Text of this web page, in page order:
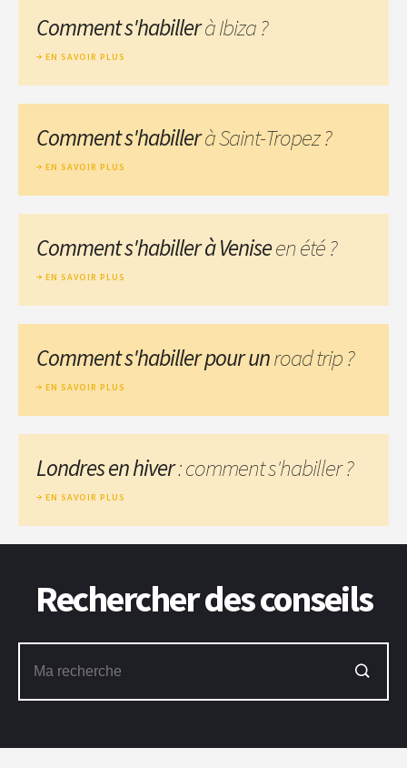
Comment s'habillerà Ibiza ?
EN SAVOIR PLUS
Comment s'habillerà Saint-Tropez ?
EN SAVOIR PLUS
Comment s'habiller à Veniseen été ?
EN SAVOIR PLUS
Comment s'habiller pour unroad trip ?
EN SAVOIR PLUS
Londres en hiver: comment s'habiller ?
EN SAVOIR PLUS
Rechercher des conseils